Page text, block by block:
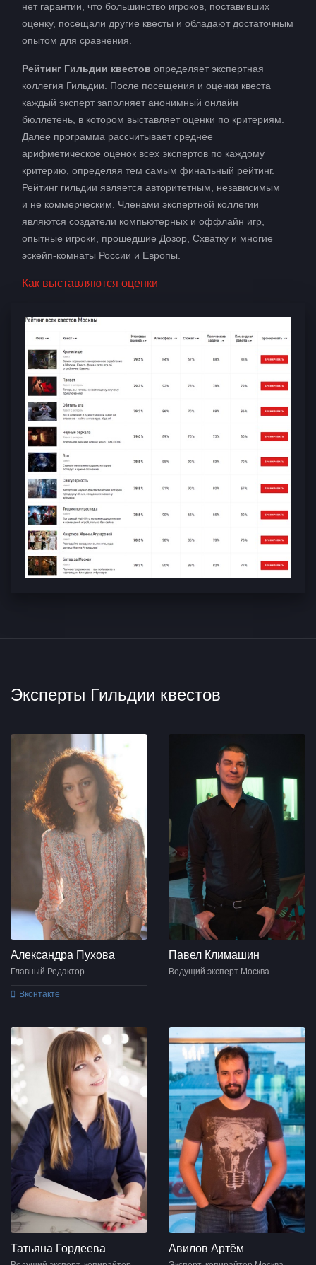
нет гарантии, что большинство игроков, поставивших
оценку, посещали другие квесты и обладают достаточным
опытом для сравнения.
Рейтинг Гильдии квестов определяет экспертная
коллегия Гильдии. После посещения и оценки квеста
каждый эксперт заполняет анонимный онлайн
бюллетень, в котором выставляет оценки по критериям.
Далее программа рассчитывает среднее
арифметическое оценок всех экспертов по каждому
критерию, определяя тем самым финальный рейтинг.
Рейтинг гильдии является авторитетным, независимым
и не коммерческим. Членами экспертной коллегии
являются создатели компьютерных и оффлайн игр,
опытные игроки, прошедшие Дозор, Схватку и многие
эскейп-комнаты России и Европы.
Как выставляются оценки
Эксперты Гильдии квестов
Александра Пухова
Главный Редактор
Вконтакте
Павел Климашин
Ведущий эксперт Москва
Татьяна Гордеева Авилов Артём